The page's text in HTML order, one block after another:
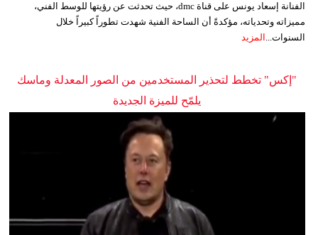
الفنانة إسعاد يونس على قناة dmc، حيث تحدثت عن رؤيتها للوسط الفني،
مميزاته وتحدياته، مؤكدةً أن الساحة الفنية شهدت تطوراً كبيراً خلال
السنوات... المزيد
"إكس" تخطط لتحذير المستخدمين من الصور المعدلة وماسك
يلمّح للميزة الجديدة